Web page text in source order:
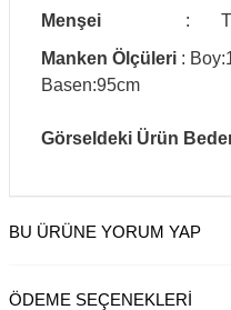
Menşei :
Manken Ölçüleri :
Basen:95cm
Görseldeki Ürün
BU ÜRÜNE YORUM YAP
ÖDEME SEÇENEKLERI